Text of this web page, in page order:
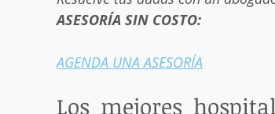
ASESORÍA SIN COSTO:
AGENDA UNA ASESORÍA
Los mejores